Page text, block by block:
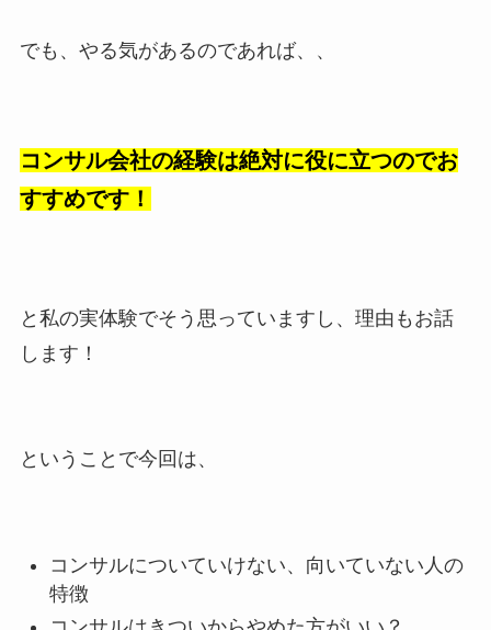
でも、やる気があるのであれば、、
コンサル会社の経験は絶対に役に立つのでお
すすめです！
と私の実体験でそう思っていますし、理由もお話
します！
ということで今回は、
コンサルについていけない、向いていない人の
特徴